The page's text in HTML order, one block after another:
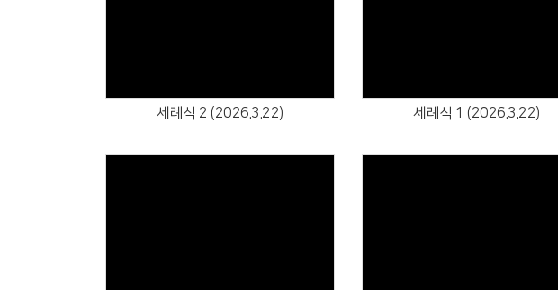
세례식 2 (2026.3.22) 세례식 1 (2026.3.22)